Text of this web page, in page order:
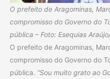
O prefeito de Aragominas,
compromisso do Governo do
pública – Foto: Esequias
O prefeito de Aragominas,
compromisso do Governo do
pública. “Sou muito grato ao